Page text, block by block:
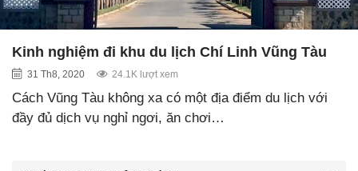
Kinh nghiệm đi khu du lịch Chí Linh Vũng Tàu
31 Th8, 2020 24.1K lượt xem
Cách Vũng Tàu không xa có một địa điểm du lịch với
đầy đủ dịch vụ nghỉ ngơi, ăn chơi…